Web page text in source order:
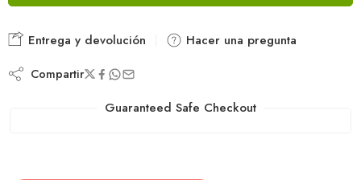
Entrega y devolución Hacer una pregunta
Compartir
Guaranteed Safe Checkout